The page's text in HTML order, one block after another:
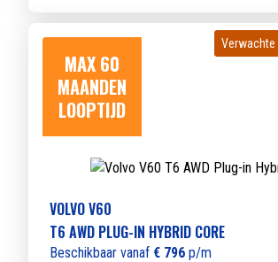
MAX 60
MAANDEN
LOOPTIJD
Verwachte
Verwachte
VOLVO V60
T6 AWD PLUG-IN HYBRID CORE
Beschikbaar vanaf € 796 p/m